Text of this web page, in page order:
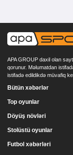
APA GROUP daxil olan
qorunur. Məlumatdan
istifadə edildikdə müvafiq
Bütün xəbərlər
Top oyunlar
Döyüş növləri
Stolüstü oyunlar
Futbol xəbərləri